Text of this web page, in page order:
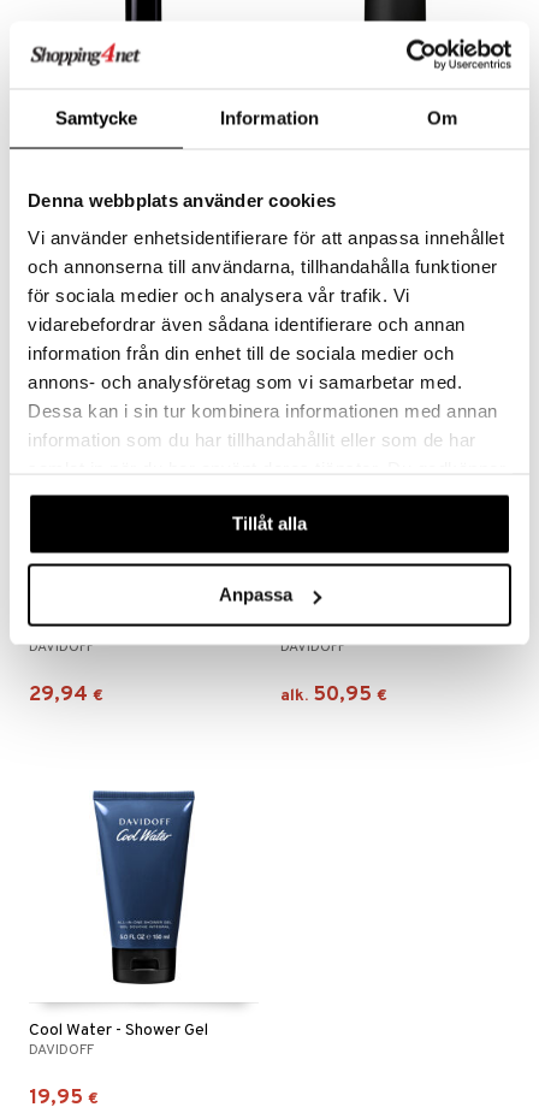
Samtycke Information Om
Denna webbplats använder cookies
Vi använder enhetsidentifierare för att anpassa innehållet
och annonserna till användarna, tillhandahålla funktioner
för sociala medier och analysera vår trafik. Vi
vidarebefordrar även sådana identifierare och annan
information från din enhet till de sociala medier och
annons- och analysföretag som vi samarbetar med.
Dessa kan i sin tur kombinera informationen med annan
information som du har tillhandahållit eller som de har
våra cookies vid fortsatt användande av vår webbplats.
Tillåt alla
Anpassa
DAVIDOFF
alk.52,95 €
Cool Water - Deodorant Spray
DAVIDOFF
30,95 €
Cool Water - Deodorant Stick 70g
DAVIDOFF
29,94 €
Saatavana useana vaihtoehtona
Cool Water - Eau de toilette (Edt) Spray
DAVIDOFF
alk. 50,95 €
Cool Water - Shower Gel
DAVIDOFF
19,95 €